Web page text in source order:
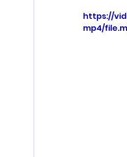
https://
mp4/